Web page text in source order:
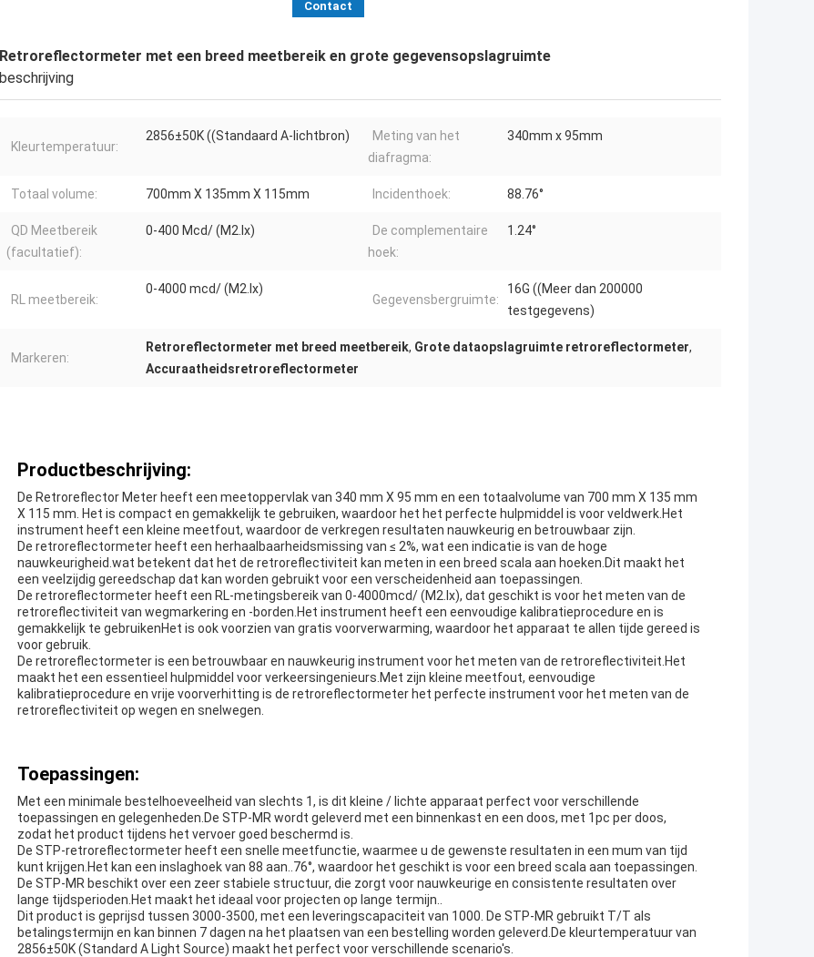
Contact
Retroreflectormeter met een breed meetbereik en grote gegevensopslagruimte
beschrijving
Kleurtemperatuur:
2856±50K ((Standaard A-lichtbron)
Meting van het
diafragma:
340mm x 95mm
Totaal volume: 700mm X 135mm X 115mm Incidenthoek: 88.76°
QD Meetbereik
(facultatief):
0-400 Mcd/ (M2.lx)
De complementaire
hoek:
1.24°
RL meetbereik:
0-4000 mcd/ (M2.lx)
Gegevensbergruimte:
16G ((Meer dan 200000
testgegevens)
Markeren:
Retroreflectormeter met breed meetbereik, Grote dataopslagruimte retroreflectormeter,
Accuraatheidsretroreflectormeter
Productbeschrijving:
De Retroreflector Meter heeft een meetoppervlak van 340 mm X 95 mm en een totaalvolume van 700 mm X 135 mm
X 115 mm. Het is compact en gemakkelijk te gebruiken, waardoor het het perfecte hulpmiddel is voor veldwerk.Het
instrument heeft een kleine meetfout, waardoor de verkregen resultaten nauwkeurig en betrouwbaar zijn.
De retroreflectormeter heeft een herhaalbaarheidsmissing van ≤ 2%, wat een indicatie is van de hoge
nauwkeurigheid.wat betekent dat het de retroreflectiviteit kan meten in een breed scala aan hoeken.Dit maakt het
een veelzijdig gereedschap dat kan worden gebruikt voor een verscheidenheid aan toepassingen.
De retroreflectormeter heeft een RL-metingsbereik van 0-4000mcd/ (M2.lx), dat geschikt is voor het meten van de
retroreflectiviteit van wegmarkering en -borden.Het instrument heeft een eenvoudige kalibratieprocedure en is
gemakkelijk te gebruikenHet is ook voorzien van gratis voorverwarming, waardoor het apparaat te allen tijde gereed is
voor gebruik.
De retroreflectormeter is een betrouwbaar en nauwkeurig instrument voor het meten van de retroreflectiviteit.Het
maakt het een essentieel hulpmiddel voor verkeersingenieurs.Met zijn kleine meetfout, eenvoudige
kalibratieprocedure en vrije voorverhitting is de retroreflectormeter het perfecte instrument voor het meten van de
retroreflectiviteit op wegen en snelwegen.
Toepassingen:
Met een minimale bestelhoeveelheid van slechts 1, is dit kleine / lichte apparaat perfect voor verschillende
toepassingen en gelegenheden.De STP-MR wordt geleverd met een binnenkast en een doos, met 1pc per doos,
zodat het product tijdens het vervoer goed beschermd is.
De STP-retroreflectormeter heeft een snelle meetfunctie, waarmee u de gewenste resultaten in een mum van tijd
kunt krijgen.Het kan een inslaghoek van 88 aan..76°, waardoor het geschikt is voor een breed scala aan toepassingen.
De STP-MR beschikt over een zeer stabiele structuur, die zorgt voor nauwkeurige en consistente resultaten over
lange tijdsperioden.Het maakt het ideaal voor projecten op lange termijn..
Dit product is geprijsd tussen 3000-3500, met een leveringscapaciteit van 1000. De STP-MR gebruikt T/T als
betalingstermijn en kan binnen 7 dagen na het plaatsen van een bestelling worden geleverd.De kleurtemperatuur van
2856±50K (Standard A Light Source) maakt het perfect voor verschillende scenario's.